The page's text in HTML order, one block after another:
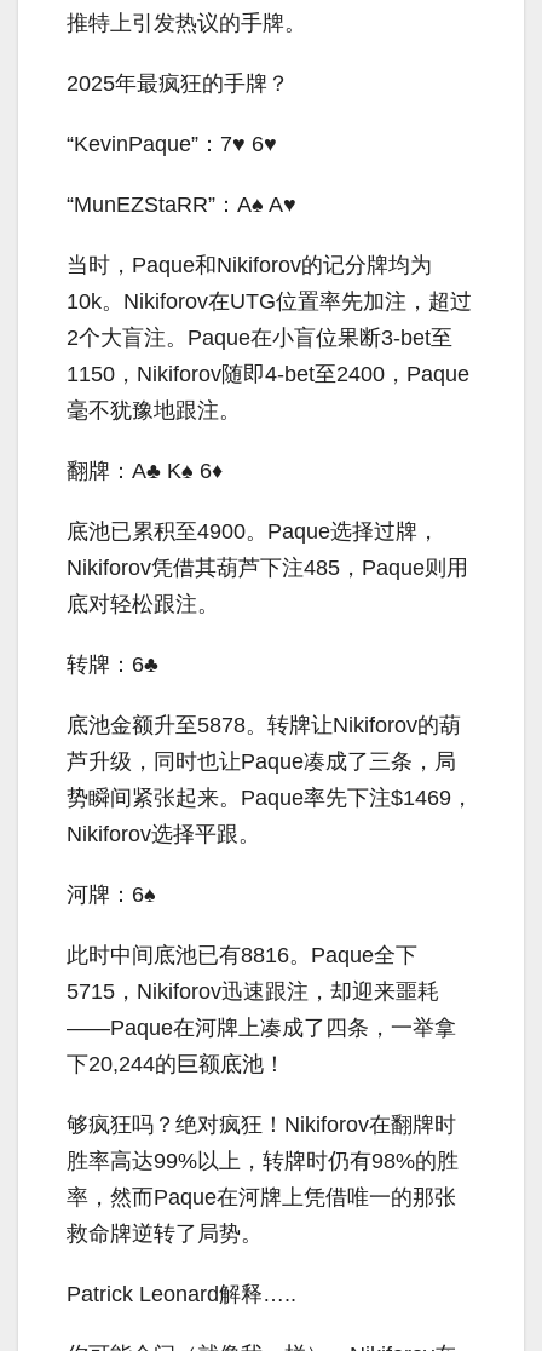
推特上引发热议的手牌。
2025年最疯狂的手牌？
“KevinPaque”：7♥ 6♥
“MunEZStaRR”：A♠ A♥
当时，Paque和Nikiforov的记分牌均为
10k。Nikiforov在UTG位置率先加注，超过
2个大盲注。Paque在小盲位果断3-bet至
1150，Nikiforov随即4-bet至2400，Paque
毫不犹豫地跟注。
翻牌：A♣ K♠ 6♦
底池已累积至4900。Paque选择过牌，
Nikiforov凭借其葫芦下注485，Paque则用
底对轻松跟注。
转牌：6♣
底池金额升至5878。转牌让Nikiforov的葫
芦升级，同时也让Paque凑成了三条，局
势瞬间紧张起来。Paque率先下注$1469，
Nikiforov选择平跟。
河牌：6♠
此时中间底池已有8816。Paque全下
5715，Nikiforov迅速跟注，却迎来噩耗
——Paque在河牌上凑成了四条，一举拿
下20,244的巨额底池！
够疯狂吗？绝对疯狂！Nikiforov在翻牌时
胜率高达99%以上，转牌时仍有98%的胜
率，然而Paque在河牌上凭借唯一的那张
救命牌逆转了局势。
Patrick Leonard解释…..